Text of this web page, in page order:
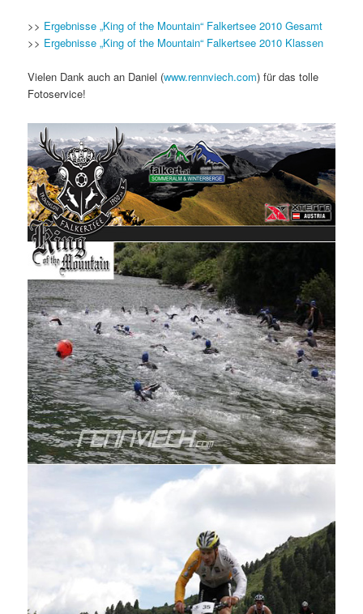
>> Ergebnisse „King of the Mountain“ Falkertsee 2010 Gesamt
>> Ergebnisse „King of the Mountain“ Falkertsee 2010 Klassen
Vielen Dank auch an Daniel (www.rennviech.com) für das tolle
Fotoservice!